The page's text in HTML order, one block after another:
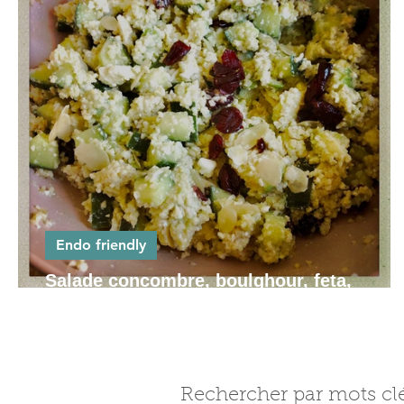
Salade concombre, boulghour, feta,
Endo friendly
Rechercher par mots